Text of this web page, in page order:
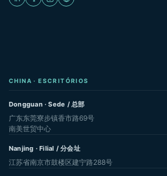
CHINA · ESCRITÓRIOS
Dongguan · Sede / 总部
广东东莞寮步镇香市路69号
南美世贸中心
Nanjing · Filial / 分会址
江苏省南京市鼓楼区建宁路288号